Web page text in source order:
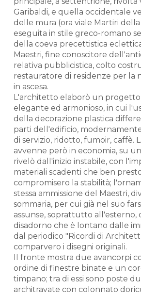
Garibaldi, e quella occidentale
delle mura (ora viale Martiri
eseguita in stile greco-romano
della coeva precettistica
Maestri, fine conoscitore
relativa pubblicistica, colto
restauratore di residenze per la
in ascesa.
L'architetto elaborò un
elegante ed armonioso, in cui
della decorazione plastica
parti dell'edificio,
di servizio, ridotto, fumoir, caffè.
avvenne però in economia, su
rivelò dall'inizio instabile, con
materiali scadenti che ben
compromisero la stabilità;
stessa ammissione del Maestri,
sommaria, per cui già nel suo
assunse, soprattutto all'esterno,
disadorno che è lontano dalle
dal periodico "Ricordi di
comparvero i disegni originali.
Il fronte mostra due avancorpi
ordine di finestre binate e un
timpano; tra di essi sono poste
architravate con colonnato